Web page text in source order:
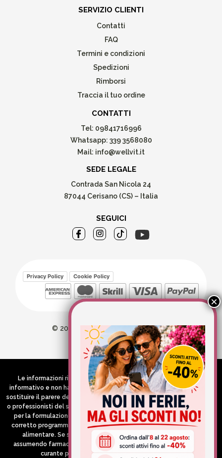
SERVIZIO CLIENTI
Contatti
FAQ
Termini e condizioni
Spedizioni
Rimborsi
Traccia il tuo ordine
CONTATTI
Tel: 09841716996
Whatsapp: 339 3568080
Mail: info@wellvit.it
SEDE LEGALE
Contrada San Nicola 24
87044 Cerisano (CS) – Italia
SEGUICI
Privacy Policy Cookie Policy
© 2026 Wellvit All Rights Reserved
Credits: Aries comunica
Le informazioni riportate nel Sito hanno esclusivamente scopo
informativo e non hanno in alcun modo né la pretesa né l’obiettivo di
sostituire il parere del medico e/o specialista, di altri operatori sanitari
o professionisti del settore che devono in ogni caso essere contattati
per la formulazione di una diagnosi o l’indicazione di un eventuale
corretto programma terapeutico e/o dietetico e/o di integrazione
alimentare. Se si è in gravidanza, in allattamento o si stanno
assumendo farmaci in terapia cronica, consultare il proprio medico
curante prima di assumere qualsiasi integratore.